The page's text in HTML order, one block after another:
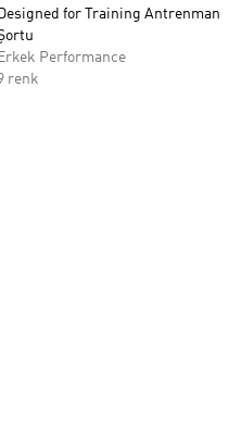
Designed for Training Antrenman
Erkek Performance
renk